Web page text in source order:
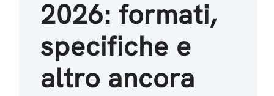
2026: formati,
specifiche e
altro ancora